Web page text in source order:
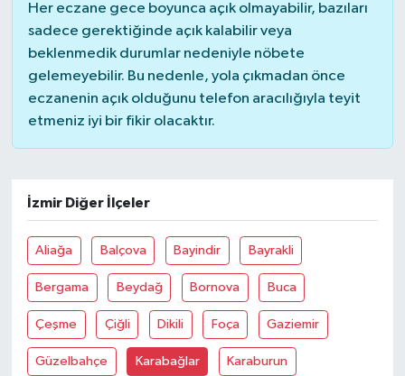
Her eczane gece boyunca açık olmayabilir, bazıları
sadece gerektiğinde açık kalabilir veya
beklenmedik durumlar nedeniyle nöbete
gelemeyebilir. Bu nedenle, yola çıkmadan önce
eczanenin açık olduğunu telefon aracılığıyla teyit
etmeniz iyi bir fikir olacaktır.
İzmir Diğer İlçeler
Aliağa Balçova Bayindir Bayrakli
Bergama Beydağ Bornova Buca
Çeşme Çiğli Dikili Foça Gaziemir
Güzelbahçe Karabağlar Karaburun